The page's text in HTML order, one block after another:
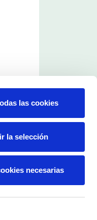
las cookies
la selección
necesarias